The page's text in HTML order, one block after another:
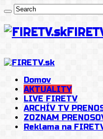
Domov
AKTUALITY
LIVE FIRETV
ARCHÍV TV
ZOZNAM
Reklama na